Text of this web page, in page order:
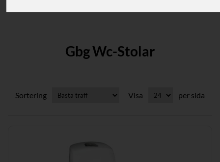
Gbg Wc-Stolar
Sortering Visa per sida